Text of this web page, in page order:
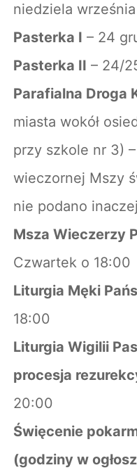
niedziela
Pasterka I – 24
Pasterka II – 24/
Parafialna Droga
miasta wokół
przy szkole nr 3)
wieczornej Mszy
nie podano
Msza Wieczerzy
Czwartek o 18:00
Liturgia Męki
18:00
Liturgia Wigilii
procesja
20:00
Święcenie
(godziny w